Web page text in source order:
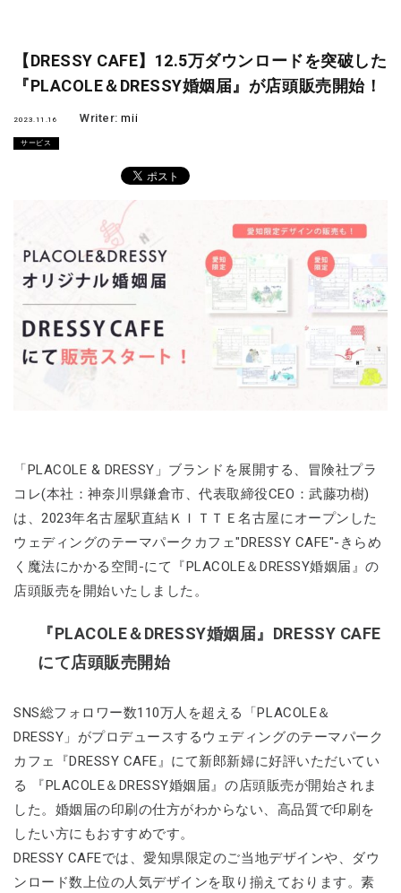
【DRESSY CAFE】12.5万ダウンロードを突破した
『PLACOLE＆DRESSY婚姻届』が店頭販売開始！
2023.11.16 Writer:mii
サービス
「PLACOLE & DRESSY」ブランドを展開する、冒険社プラ
コレ(本社：神奈川県鎌倉市、代表取締役CEO：武藤功樹)
は、2023年名古屋駅直結ＫＩＴＴＥ名古屋にオープンした
ウェディングのテーマパークカフェ"DRESSY CAFE"-きらめ
く魔法にかかる空間-にて『PLACOLE＆DRESSY婚姻届』の
店頭販売を開始いたしました。
『PLACOLE＆DRESSY婚姻届』DRESSY CAFE
にて店頭販売開始
SNS総フォロワー数110万人を超える「PLACOLE＆
DRESSY」がプロデュースするウェディングのテーマパーク
カフェ『DRESSY CAFE』にて新郎新婦に好評いただいてい
る 『PLACOLE＆DRESSY婚姻届』の店頭販売が開始されま
した。婚姻届の印刷の仕方がわからない、高品質で印刷を
したい方にもおすすめです。
DRESSY CAFEでは、愛知県限定のご当地デザインや、ダウ
ンロード数上位の人気デザインを取り揃えております。素